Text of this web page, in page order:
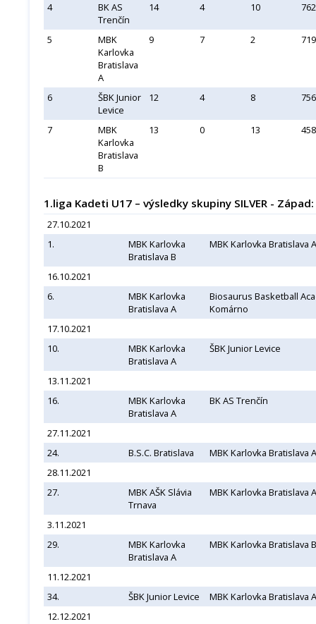
4
BK AS
Trenčín
14 4 10 762
5
MBK
Karlovka
Bratislava
A
9 7 2 719
6
ŠBK Junior
Levice
12 4 8 756
7
MBK
Karlovka
Bratislava
B
13 0 13 458
1.liga Kadeti U17 – výsledky skupiny SILVER - Západ:
27.10.2021
1.
MBK Karlovka
Bratislava B
MBK Karlovka Bratislava A
16.10.2021
6.
MBK Karlovka
Bratislava A
Biosaurus Basketball
Komárno
17.10.2021
10.
MBK Karlovka
Bratislava A
ŠBK Junior Levice
13.11.2021
16.
MBK Karlovka
Bratislava A
BK AS Trenčín
27.11.2021
24.
B.S.C. Bratislava
MBK Karlovka Bratislava A
28.11.2021
27.
MBK AŠK Slávia
Trnava
MBK Karlovka Bratislava A
3.11.2021
29.
MBK Karlovka
Bratislava A
MBK Karlovka Bratislava B
11.12.2021
34.
ŠBK Junior Levice
MBK Karlovka Bratislava A
12.12.2021